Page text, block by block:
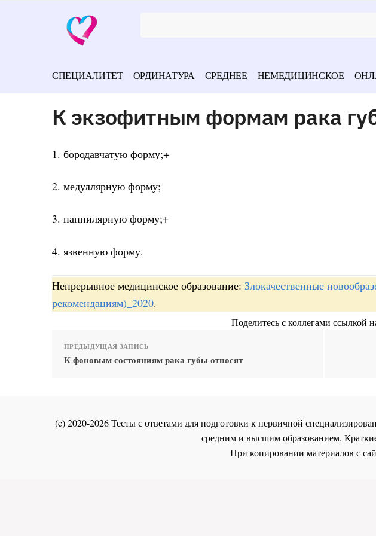
СПЕЦИАЛИТЕТ ОРДИНАТУРА СРЕДНЕЕ НЕМЕДИЦИНСКОЕ
К экзофитным формам рака
1. бородавчатую форму;+
2. медуллярную форму;
3. паппилярную форму;+
4. язвенную форму.
Непрерывное медицинское образование: Злокачественные
рекомендациям)_2020.
Поделитесь с коллегами ссылкой
ПРЕДЫДУЩАЯ ЗАПИСЬ
К фоновым состояниям рака губы относят
(c) 2020-2026 Тесты с ответами для подготовки к первичной
средним и высшим образованием.
При копировании материалов с